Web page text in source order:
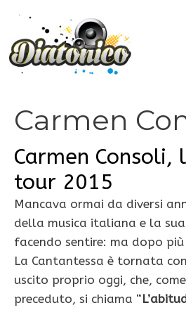
contenuto
Carmen
Carmen
tour 2015
Mancava ormai da diversi
della musica italiana e la
facendo sentire: ma dopo
La Cantantessa è tornata
uscito proprio oggi, che,
preceduto, si chiama “